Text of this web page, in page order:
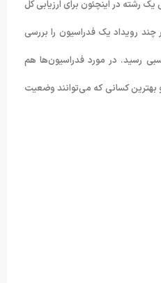
رشته در اینچئون برای ارزیابی کل
چند رویداد یک فدراسیون را بررسی
رسید. در مورد فدراسیون‌ها هم
بهترین کسانی که می‌توانند وضعیت